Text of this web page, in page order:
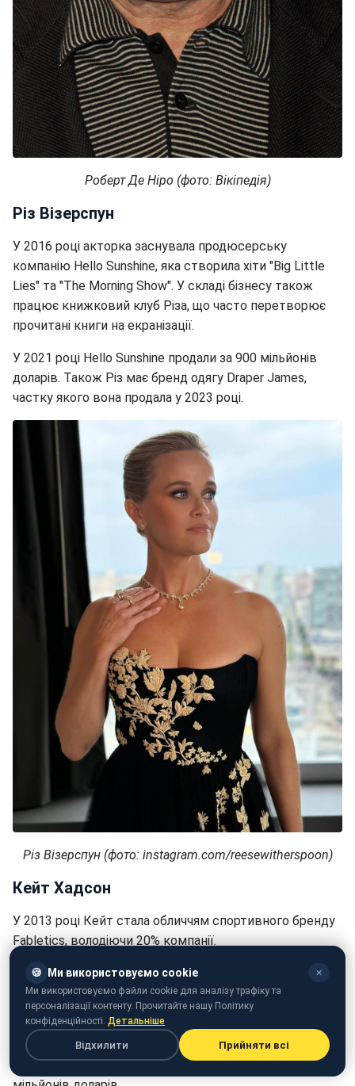
Роберт Де Ніро (фото: Вікіпедія)
Різ Візерспун
У 2016 році акторка заснувала продюсерську
компанію Hello Sunshine, яка створила хіти "Big Little
Lies" та "The Morning Show". У складі бізнесу також
працює книжковий клуб Різа, що часто перетворює
прочитані книги на екранізації.
У 2021 році Hello Sunshine продали за 900 мільйонів
доларів. Також Різ має бренд одягу Draper James,
частку якого вона продала у 2023 році.
Різ Візерспун (фото: instagram.com/reesewitherspoon​​​​​​​)
Кейт Хадсон
У 2013 році Кейт стала обличчям спортивного бренду
Fabletics, володіючи 20% компанії.
Бренд, що почав з онлайн-продажів, швидко став
мегапопулярним: сьогодні у Fabletics понад 70
магазинів по світу і близько 2 мільйонів VIP-
передплатників.
До 2020 року річний дохід бренду досягав 500
🍪 Ми використовуємо cookie ✕
Ми використовуємо файли cookie для аналізу трафіку та
персоналізації контенту. Прочитайте нашу Політику
конфіденційності. Детальніше
Відхилити Прийняти всі